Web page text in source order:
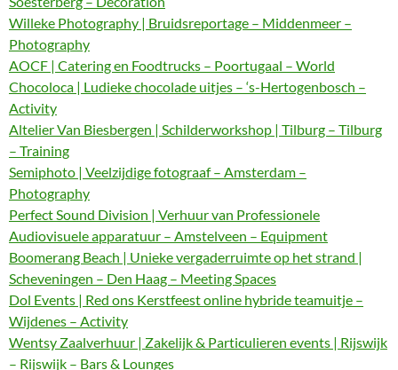
Willeke Photography | Bruidsreportage – Middenmeer –
Photography
AOCF | Catering en Foodtrucks – Poortugaal – World
Chocoloca | Ludieke chocolade uitjes – ‘s-Hertogenbosch –
Activity
Altelier Van Biesbergen | Schilderworkshop | Tilburg – Tilburg
– Training
Semiphoto | Veelzijdige fotograaf – Amsterdam –
Photography
Perfect Sound Division | Verhuur van Professionele
Audiovisuele apparatuur – Amstelveen – Equipment
Boomerang Beach | Unieke vergaderruimte op het strand |
Scheveningen – Den Haag – Meeting Spaces
Dol Events | Red ons Kerstfeest online hybride teamuitje –
Wijdenes – Activity
Wentsy Zaalverhuur | Zakelijk & Particulieren events | Rijswijk
– Rijswijk – Bars & Lounges